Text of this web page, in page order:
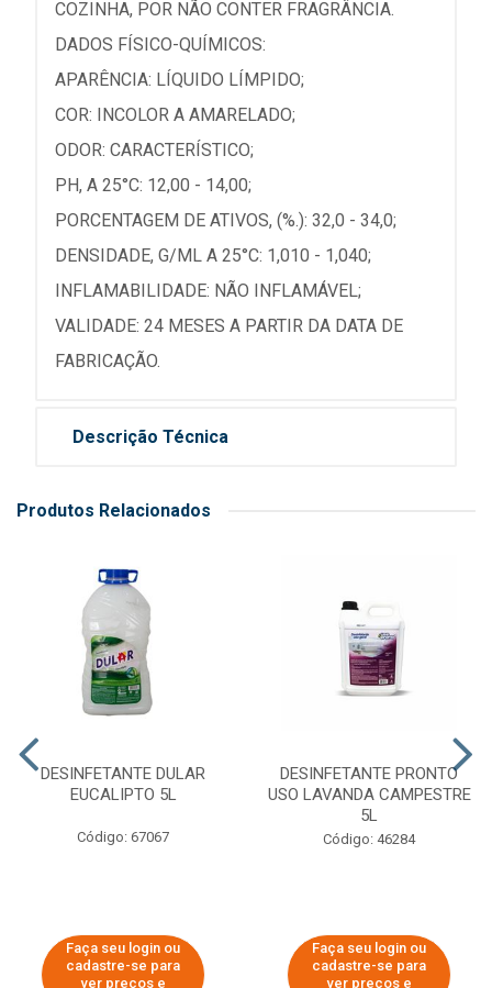
COZINHA, POR NÃO CONTER FRAGRÂNCIA.
DADOS FÍSICO-QUÍMICOS:
APARÊNCIA: LÍQUIDO LÍMPIDO;
COR: INCOLOR A AMARELADO;
ODOR: CARACTERÍSTICO;
PH, A 25°C: 12,00 - 14,00;
PORCENTAGEM DE ATIVOS, (%.): 32,0 - 34,0;
DENSIDADE, G/ML A 25°C: 1,010 - 1,040;
INFLAMABILIDADE: NÃO INFLAMÁVEL;
VALIDADE: 24 MESES A PARTIR DA DATA DE
FABRICAÇÃO.
Descrição Técnica
Produtos Relacionados
DESINFETANTE DULAR
EUCALIPTO 5L
Código: 67067
Faça seu login ou
cadastre-se para
ver preços e
DESINFETANTE PRONTO
USO LAVANDA CAMPESTRE
5L
Código: 46284
Faça seu login ou
cadastre-se para
ver preços e